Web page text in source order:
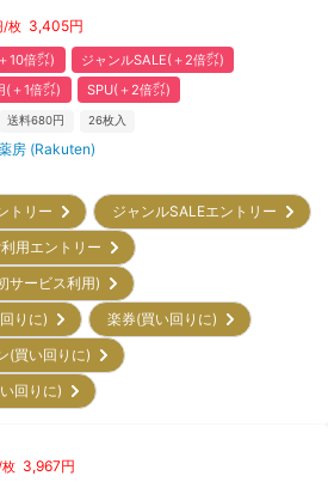
/枚 3,405円
10倍㌽)
ジャンルSALE(＋2倍㌽)
(＋1倍㌽)
SPU(＋2倍㌽)
送料680円 26枚入
房 (Rakuten)
トリー
ジャンルSALEエントリー
利用エントリー
サービス利用)
回りに)
楽券(買い回りに)
(買い回りに)
い回りに)
3,967円